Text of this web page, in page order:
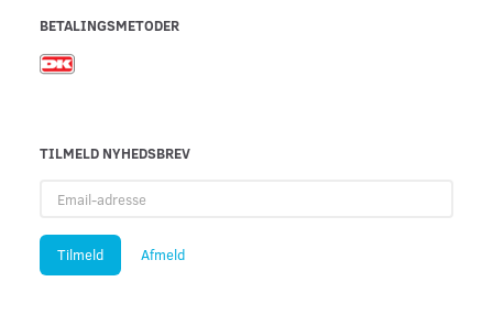
BETALINGSMETODER
TILMELD NYHEDSBREV
adresse
Tilmeld Afmeld